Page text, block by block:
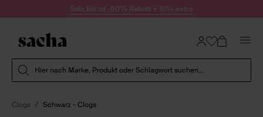
Zum Inhalt springenSale Bis zu -60% Rabatt + 10% extra
Hier nach Marke, Produkt oder Schlagwort suchen...
Clogs Schwarz - Clogs